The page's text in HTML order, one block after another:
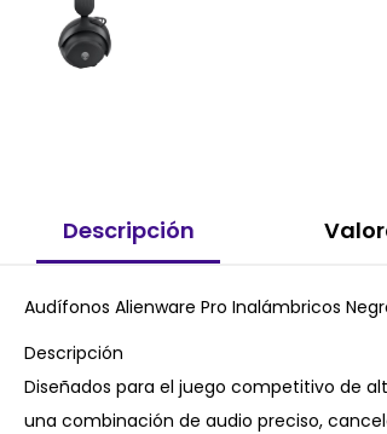
Descripción
Audífonos Alienware Pro Inalámbricos
Descripción
Diseñados para el juego competitivo de
una combinación de audio preciso,